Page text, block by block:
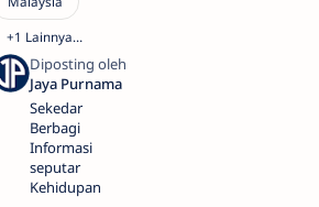
Sekedar
Berbagi
Informasi
seputar
Kehidupan